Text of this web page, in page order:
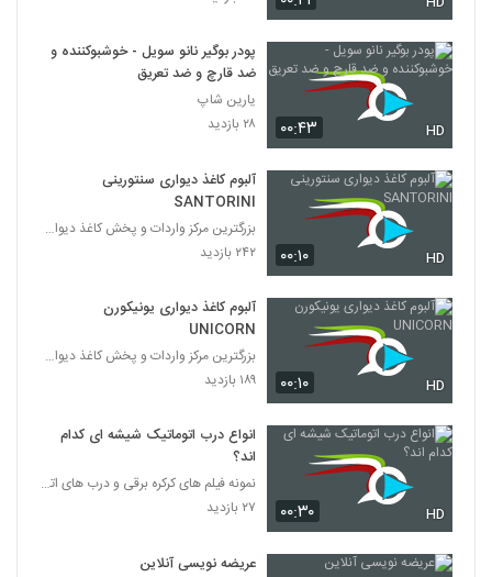
۰۰:۴۳ HD
پودر بوگیر نانو سویل - خوشبوکننده و
ضد قارچ و ضد تعریق
یارین شاپ
۲۸ بازدید
۰۰:۱۰ HD
آلبوم کاغذ دیواری سنتورینی
SANTORINI
بزرگترین مرکز واردات و پخش کاغذ دیواری
۲۴۲ بازدید
۰۰:۱۰ HD
آلبوم کاغذ دیواری یونیکورن
UNICORN
بزرگترین مرکز واردات و پخش کاغذ دیواری
۱۸۹ بازدید
۰۰:۳۰ HD
انواع درب اتوماتیک شیشه ای کدام
اند؟
نمونه فیلم های کرکره برقی و درب های اتوماتیک
۲۷ بازدید
عریضه نویسی آنلاین